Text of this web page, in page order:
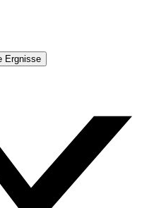
Ergnisse